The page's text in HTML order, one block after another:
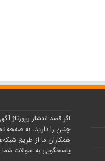
اگر قصد انتشار رپورتاژ
چنین را دارید، به صفحه
همکاران ما از طریق
پاسخگویی به سوالات